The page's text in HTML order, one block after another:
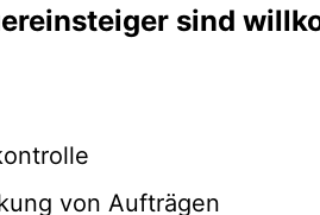
sind
von Aufträgen